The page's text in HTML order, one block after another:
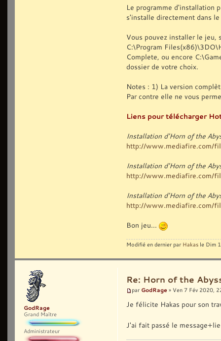
Le programme d'installation
s'installe directement dans
Vous pouvez installer le jeu,
C:\Program
Complete, ou encore
dossier de votre choix.
Notes : 1) La version
Par contre elle ne vous
Liens pour télécharger
Installation d'Horn of the
http://www.mediafire.com/
Installation d'Horn of the
http://www.mediafire.com/
Installation d'Horn of the
http://www.mediafire.com/
Bon jeu...
Modifié en dernier par Hakas le Dim
Re: Horn of the
par GodRage » Ven 7 Fév 2020,
Je félicite Hakas pour son
J'ai fait passé le
GodRage
Grand Maître
Administrateur